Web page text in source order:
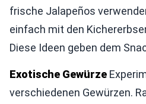
frische Jalapeños
einfach mit den
Diese Ideen geben dem
Exotische Gewürze
verschiedenen Gewürzen.